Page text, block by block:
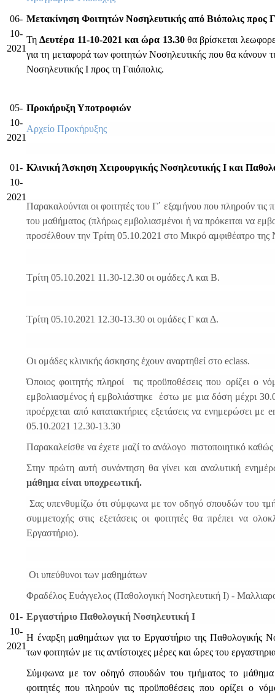
06-
10-
2021
Μετακίνηση Φοιτητών Νοσηλευτικής από Βιόπολις προς
ΤηΔευτέρα 11-10-2021 και ώρα 13.30θα βρίσκεται
για τη μεταφορά των φοιτητών Νοσηλευτικής που θα κάνουν
Νοσηλευτικής Ι προς τη Γαιόπολις.
05-
10-
2021
Προκήρυξη Υποτροφιών
Αρχείο Προκήρυξης
01-
10-
2021
Κλινική Άσκηση Χειρουργικής Νοσηλευτικής Ι και
Παρακαλούνται οι φοιτητές του Γ΄ εξαμήνου που πληρούν
του μαθήματος (πλήρως εμβολιασμένοι ή να πρόκειται να
προσέλθουν την Τρίτη 05.10.2021 στο Μικρό αμφιθέατρο της
Τρίτη 05.10.2021 11.30-12.30 οι ομάδες Α και Β.
Τρίτη 05.10.2021 12.30-13.30 οι ομάδες Γ και Δ.
Οι ομάδες κλινικής άσκησης έχουν αναρτηθεί στο eclass.
Όποιος φοιτητής πληροί τις προϋποθέσεις που ορίζει ο
εμβολιασμένος ή εμβολιάστηκε έστω με μια δόση μέχρι
προέρχεται από κατατακτήριες εξετάσεις να ενημερώσει
05.10.2021 12.30-13.30
Παρακαλείσθε να έχετε μαζί το ανάλογο πιστοποιητικό
Στην πρώτη αυτή συνάντηση θα γίνει και αναλυτική
μάθημα είναι υποχρεωτική.
Σας υπενθυμίζω ότι σύμφωνα με τον οδηγό σπουδών του
συμμετοχής στις εξετάσεις οι φοιτητές θα πρέπει να
Εργαστήριο).
Οι υπεύθυνοι των μαθημάτων
Φραδέλος Ευάγγελος (Παθολογική Νοσηλευτική Ι) -
01-
10-
2021
Εργαστήριο Παθολογική Νοσηλευτική Ι
Η έναρξη μαθημάτων για το Εργαστήριο της Παθολογικής
των φοιτητών με τις αντίστοιχες μέρες και ώρες του
Σύμφωνα με τον οδηγό σπουδών του τμήματος το
φοιτητές που πληρούν τις προϋποθέσεις που ορίζει ο